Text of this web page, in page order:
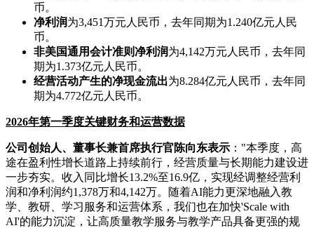
币。
净利润为3,451万元人民币，去年同期为1.240亿元人民
币。
非美国通用会计准则净利润为4,142万元人民币，去年同
期为1.373亿元人民币。
经营活动产生的净现金流出为8.284亿元人民币，去年同
期为4.772亿元人民币。
2026年第一季度关键财务和运营数据
公司创始人、董事长兼首席执行官陈向东表示 ："本季度，高
途在盈利性增长道路上持续前行，经营质量与长期能力建设进
一步夯实。收入同比增长13.2%至16.9亿，实现经调整经营利
润和净利润约1,378万和4,142万。随着AI能力更深地融入教
学、教研、学习服务和运营体系，我们也在加快'Scale with
AI'的能力沉淀，让高质量教学服务与教学产品具备更强的规